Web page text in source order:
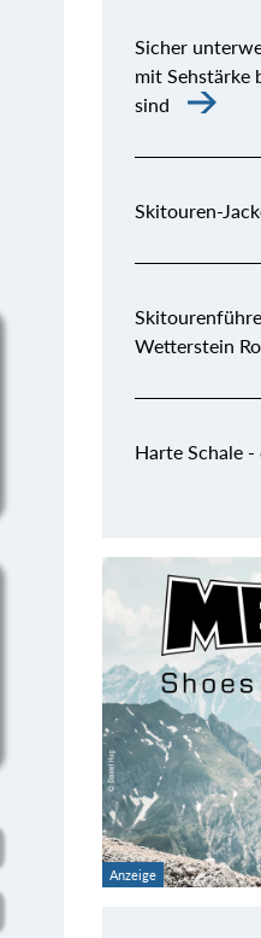
Sicher
mit Sehstärke
sind
Skitouren-
Wetterstein
Harte Schale